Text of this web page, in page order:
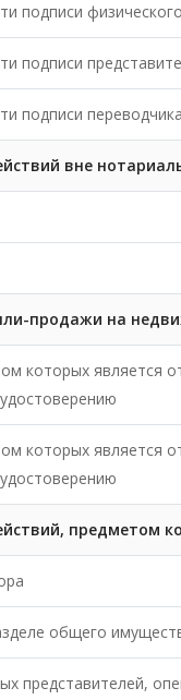
подписи
подписи
подписи переводчика
вне
продажи на
которых
которых
предметом
общего
представителей,